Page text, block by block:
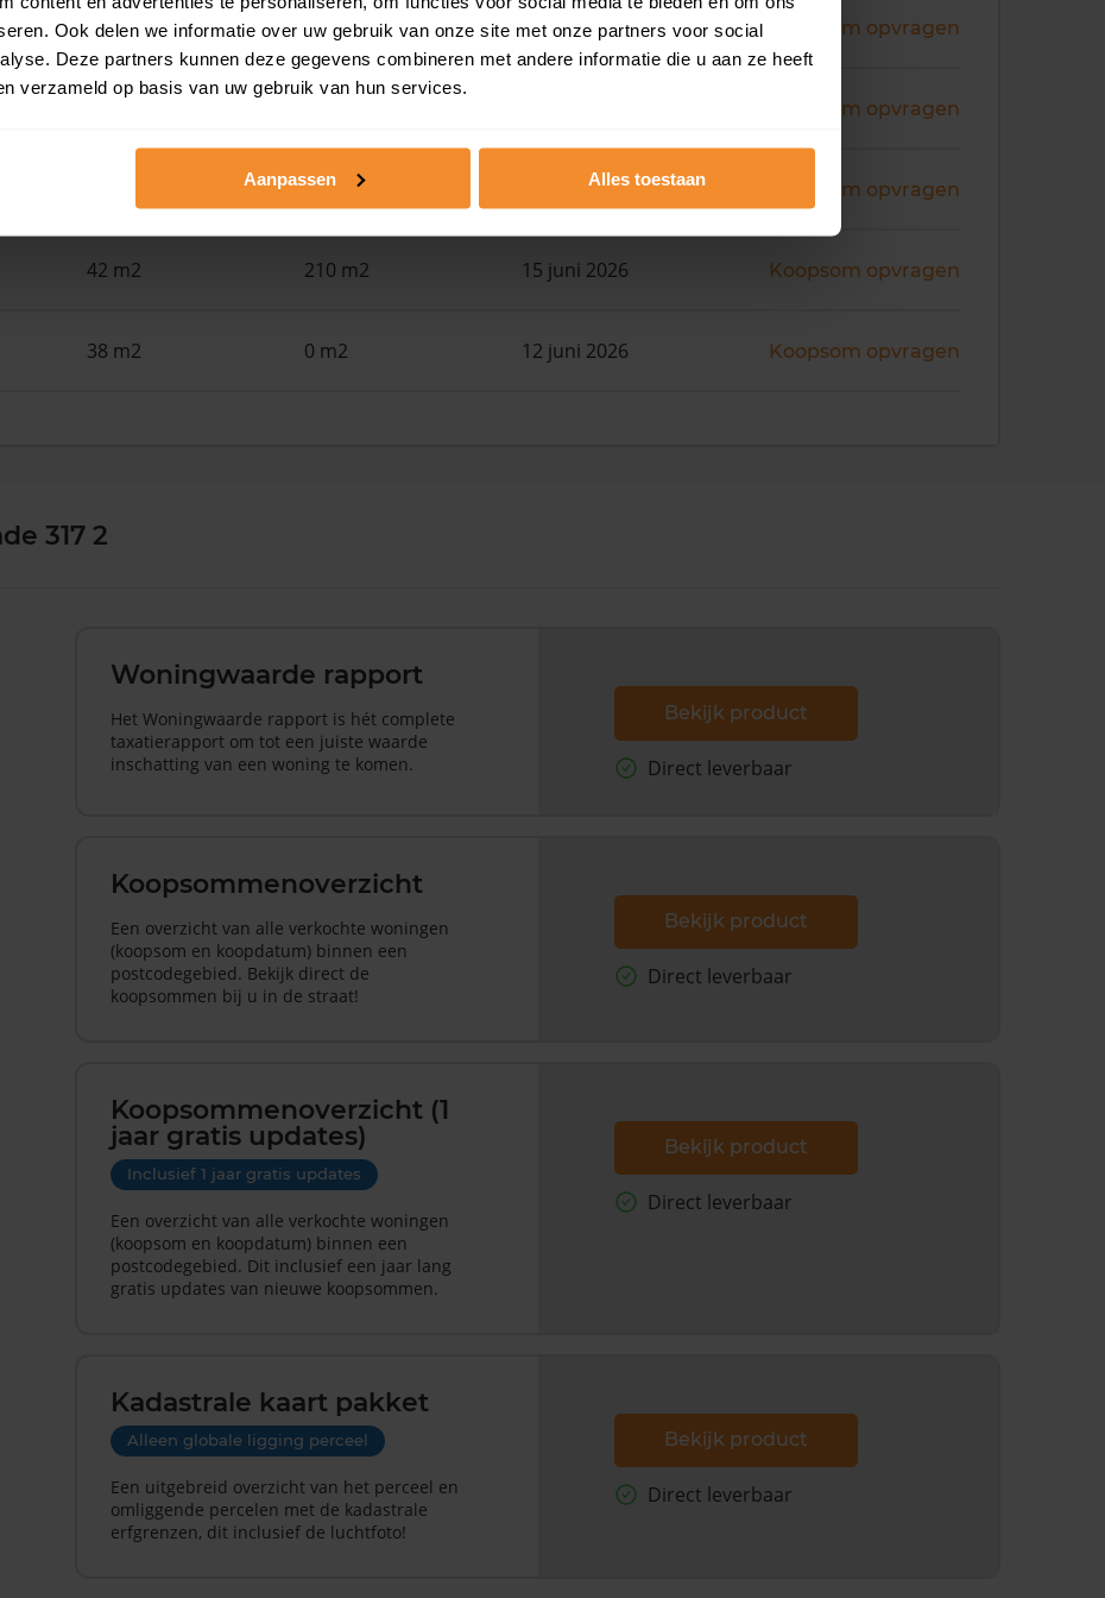
Ook delen we informatie over uw gebruik van onze site met onze partners voor social
Deze partners kunnen deze gegevens combineren met andere informatie die u aan ze heeft
verzameld op basis van uw gebruik van hun services.
Aanpassen Alles toestaan
39 m2 194 m2 29 juni 2026 Koopsom opvragen
Koopsom opvragen
194 m2 18 juni 2026 Koopsom opvragen
42 m2 210 m2 15 juni 2026 Koopsom opvragen
38 m2 0 m2 12 juni 2026 Koopsom opvragen
317 2
Woningwaarde rapport
Het Woningwaarde rapport is hét complete
taxatierapport om tot een juiste waarde
inschatting van een woning te komen.
Bekijk product
Direct leverbaar
Koopsommenoverzicht
Een overzicht van alle verkochte woningen
(koopsom en koopdatum) binnen een
postcodegebied. Bekijk direct de
koopsommen bij u in de straat!
Bekijk product
Direct leverbaar
Koopsommenoverzicht (1
jaar gratis updates)
Inclusief 1 jaar gratis updates
Een overzicht van alle verkochte woningen
(koopsom en koopdatum) binnen een
postcodegebied. Dit inclusief een jaar lang
gratis updates van nieuwe koopsommen.
Bekijk product
Direct leverbaar
Kadastrale kaart pakket
Alleen globale ligging perceel
Een uitgebreid overzicht van het perceel en
omliggende percelen met de kadastrale
erfgrenzen, dit inclusief de luchtfoto!
Bekijk product
Direct leverbaar